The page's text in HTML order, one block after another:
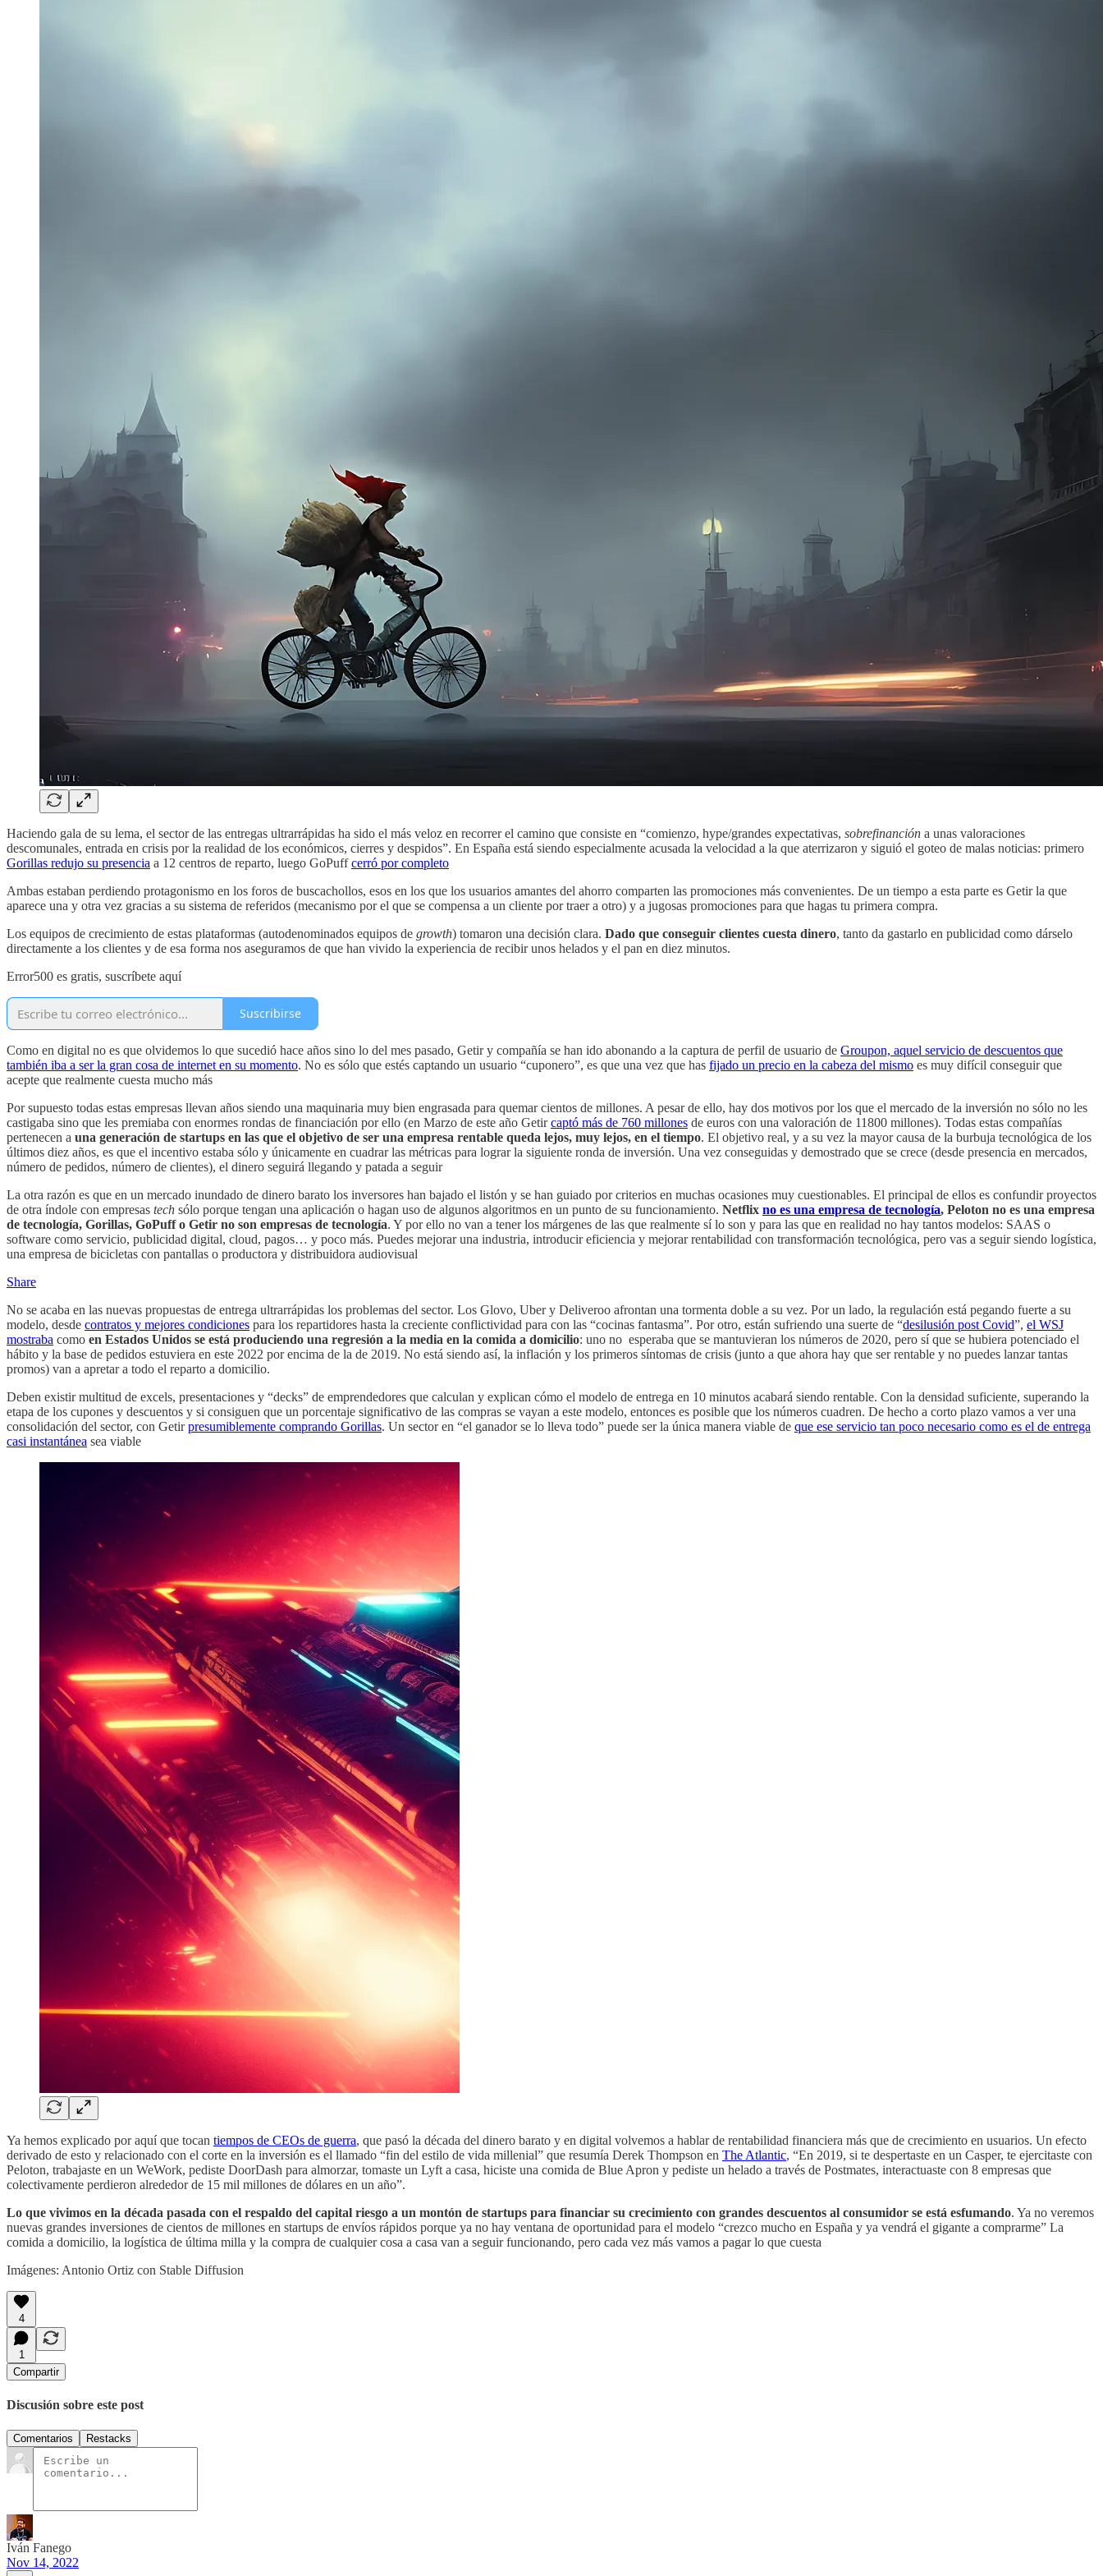
Haciendo gala de su lema, el sector de las entregas ultrarrápidas ha sido el más veloz en recorrer el camino que consiste en “comienzo, hype/grandes expectativas, sobrefinanción a unas valoraciones
descomunales, entrada en crisis por la realidad de los económicos, cierres y despidos”. En España está siendo especialmente acusada la velocidad a la que aterrizaron y siguió el goteo de malas noticias: primero
Gorillas redujo su presencia a 12 centros de reparto, luego GoPuffcerró por completo
Ambas estaban perdiendo protagonismo en los foros de buscachollos, esos en los que los usuarios amantes del ahorro comparten las promociones más convenientes. De un tiempo a esta parte es Getir la que
aparece una y otra vez gracias a su sistema de referidos (mecanismo por el que se compensa a un cliente por traer a otro) y a jugosas promociones para que hagas tu primera compra.
Los equipos de crecimiento de estas plataformas (autodenominados equipos de growth) tomaron una decisión clara. Dado que conseguir clientes cuesta dinero, tanto da gastarlo en publicidad como dárselo
directamente a los clientes y de esa forma nos aseguramos de que han vivido la experiencia de recibir unos helados y el pan en diez minutos.
Error500 es gratis, suscríbete aquí
Suscribirse
Como en digital no es que olvidemos lo que sucedió hace años sino lo del mes pasado, Getir y compañía se han ido abonando a la captura de perfil de usuario de Groupon, aquel servicio de descuentos que
también iba a ser la gran cosa de internet en su momento. No es sólo que estés captando un usuario “cuponero”, es que una vez que has fijado un precio en la cabeza del mismo es muy difícil conseguir que
acepte que realmente cuesta mucho más
Por supuesto todas estas empresas llevan años siendo una maquinaria muy bien engrasada para quemar cientos de millones. A pesar de ello, hay dos motivos por los que el mercado de la inversión no sólo no les
castigaba sino que les premiaba con enormes rondas de financiación por ello (en Marzo de este año Getircaptó más de 760 millones de euros con una valoración de 11800 millones). Todas estas compañías
pertenecen a una generación de startups en las que el objetivo de ser una empresa rentable queda lejos, muy lejos, en el tiempo. El objetivo real, y a su vez la mayor causa de la burbuja tecnológica de los
últimos diez años, es que el incentivo estaba sólo y únicamente en cuadrar las métricas para lograr la siguiente ronda de inversión. Una vez conseguidas y demostrado que se crece (desde presencia en mercados,
número de pedidos, número de clientes), el dinero seguirá llegando y patada a seguir
La otra razón es que en un mercado inundado de dinero barato los inversores han bajado el listón y se han guiado por criterios en muchas ocasiones muy cuestionables. El principal de ellos es confundir proyectos
de otra índole con empresas tech sólo porque tengan una aplicación o hagan uso de algunos algoritmos en un punto de su funcionamiento. Netflix no es una empresa de tecnología, Peloton no es una empresa
de tecnología, Gorillas, GoPuff o Getir no son empresas de tecnología. Y por ello no van a tener los márgenes de las que realmente sí lo son y para las que en realidad no hay tantos modelos: SAAS o
software como servicio, publicidad digital, cloud, pagos… y poco más. Puedes mejorar una industria, introducir eficiencia y mejorar rentabilidad con transformación tecnológica, pero vas a seguir siendo logística,
una empresa de bicicletas con pantallas o productora y distribuidora audiovisual
Share
No se acaba en las nuevas propuestas de entrega ultrarrápidas los problemas del sector. Los Glovo, Uber y Deliveroo afrontan una tormenta doble a su vez. Por un lado, la regulación está pegando fuerte a su
modelo, desde contratos y mejores condiciones para los repartidores hasta la creciente conflictividad para con las “cocinas fantasma”. Por otro, están sufriendo una suerte de “desilusión post Covid”, el WSJ
mostraba como en Estados Unidos se está produciendo una regresión a la media en la comida a domicilio: uno no esperaba que se mantuvieran los números de 2020, pero sí que se hubiera potenciado el
hábito y la base de pedidos estuviera en este 2022 por encima de la de 2019. No está siendo así, la inflación y los primeros síntomas de crisis (junto a que ahora hay que ser rentable y no puedes lanzar tantas
promos) van a apretar a todo el reparto a domicilio.
Deben existir multitud de excels, presentaciones y “decks” de emprendedores que calculan y explican cómo el modelo de entrega en 10 minutos acabará siendo rentable. Con la densidad suficiente, superando la
etapa de los cupones y descuentos y si consiguen que un porcentaje significativo de las compras se vayan a este modelo, entonces es posible que los números cuadren. De hecho a corto plazo vamos a ver una
consolidación del sector, con Getirpresumiblemente comprando Gorillas. Un sector en “el ganador se lo lleva todo” puede ser la única manera viable de que ese servicio tan poco necesario como es el de entrega
casi instantánea sea viable
Ya hemos explicado por aquí que tocan tiempos de CEOs de guerra, que pasó la década del dinero barato y en digital volvemos a hablar de rentabilidad financiera más que de crecimiento en usuarios. Un efecto
derivado de esto y relacionado con el corte en la inversión es el llamado “fin del estilo de vida millenial” que resumía Derek Thompson en The Atlantic, “En 2019, si te despertaste en un Casper, te ejercitaste con
Peloton, trabajaste en un WeWork, pediste DoorDash para almorzar, tomaste un Lyft a casa, hiciste una comida de Blue Apron y pediste un helado a través de Postmates, interactuaste con 8 empresas que
colectivamente perdieron alrededor de 15 mil millones de dólares en un año”.
Lo que vivimos en la década pasada con el respaldo del capital riesgo a un montón de startups para financiar su crecimiento con grandes descuentos al consumidor se está esfumando. Ya no veremos
nuevas grandes inversiones de cientos de millones en startups de envíos rápidos porque ya no hay ventana de oportunidad para el modelo “crezco mucho en España y ya vendrá el gigante a comprarme” La
comida a domicilio, la logística de última milla y la compra de cualquier cosa a casa van a seguir funcionando, pero cada vez más vamos a pagar lo que cuesta
Imágenes: Antonio Ortiz con Stable Diffusion
4
1
Compartir
Discusión sobre este post
Comentarios Restacks
Iván Fanego
Nov 14, 2022